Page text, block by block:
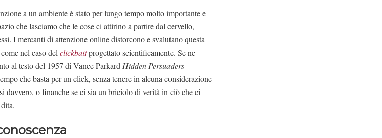
a un ambiente è stato per lungo tempo molto importante e
che lasciamo che le cose ci attirino a partire dal cervello,
I mercanti di attenzione online distorcono e svalutano questa
nel caso delclickbaitprogettato scientificamente. Se ne
al testo del 1957 di Vance Parkard Hidden Persuaders–
che basta per un click, senza tenere in alcuna considerazione
davvero, o finanche se ci sia un briciolo di verità in ciò che ci